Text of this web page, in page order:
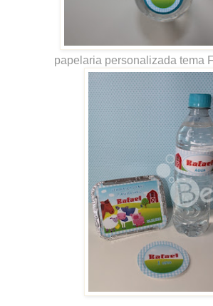
papelaria personalizada tema